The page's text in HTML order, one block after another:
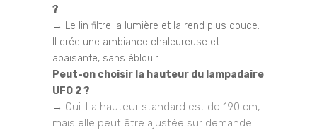
?
→ Le lin filtre la lumière et la rend plus douce.
Il crée une ambiance chaleureuse et
apaisante, sans éblouir.
Peut-on choisir la hauteur du lampadaire
UFO 2 ?
→ Oui. La hauteur standard est de 190 cm,
mais elle peut être ajustée sur demande.